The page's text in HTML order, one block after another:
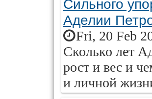
Сильного
Аделии
Fri, 20 Feb
Сколько лет
рост и вес и
и личной